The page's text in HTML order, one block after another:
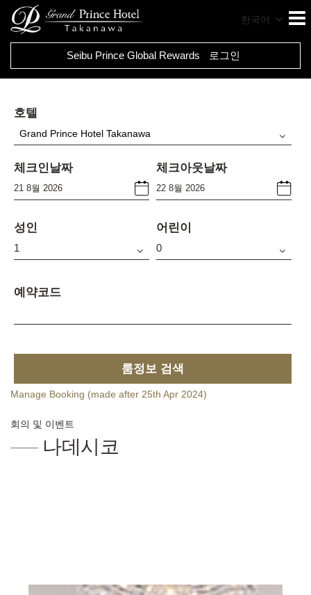
한국어
Seibu Prince Global Rewards 로그인
호텔
Grand Prince Hotel Takanawa
체크인날짜 체크아웃날짜
성인 어린이
예약코드
룸정보 검색
Manage Booking (made after 25th Apr 2024)
회의 및 이벤트
나데시코